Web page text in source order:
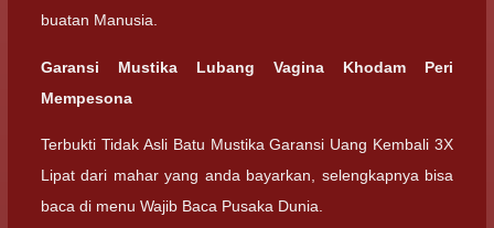
buatan Manusia.
Garansi Mustika Lubang Vagina Khodam Peri
Mempesona
Terbukti Tidak Asli Batu Mustika Garansi Uang Kembali 3X
Lipat dari mahar yang anda bayarkan, selengkapnya bisa
baca di menu Wajib Baca Pusaka Dunia.